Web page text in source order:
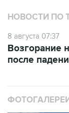
НОВОСТИ ПО
8 августа 07:37
Возгорание
после